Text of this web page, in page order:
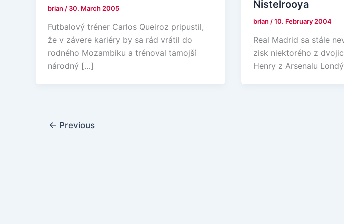
brian / 30. March 2005
Futbalový tréner Carlos Queiroz pripustil,
že v závere kariéry by sa rád vrátil do
rodného Mozambiku a trénoval tamojší
národný […]
Nistelrooya
brian /10. February 2004
Real Madrid sa stále
zisk niektorého z
Henry z Arsenalu
← Previous